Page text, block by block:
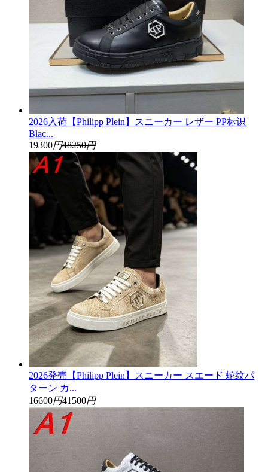
2026入荷【Philipp Plein】スニーカー レザー PP标识
Blac...
19300円48250円
2026発売【Philipp Plein】スニーカー スエード 蛇纹パ
ターン カ...
16600円41500円